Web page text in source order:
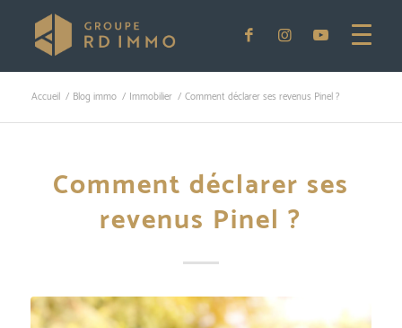
Accueil / Blog immo / Immobilier / Comment déclarer ses revenus Pinel ?
Comment déclarer ses
revenus Pinel ?